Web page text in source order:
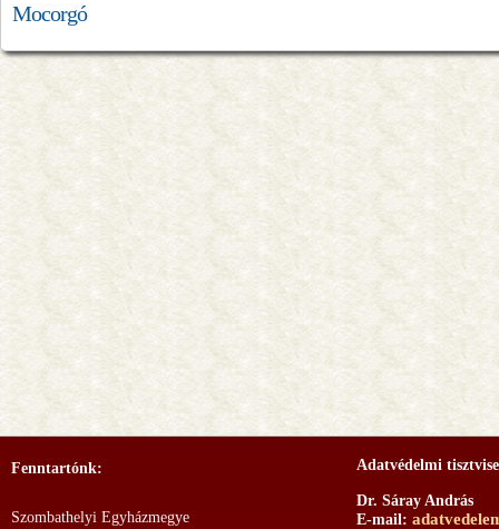
Mocorgó
Fenntartónk:
Szombathelyi Egyházmegye
Adatvédelmi
Dr. Sáray András
E-mail: